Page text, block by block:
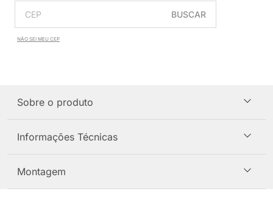
BUSCAR
NÃO SEI MEU CEP
Sobre o produto
Informações Técnicas
Montagem